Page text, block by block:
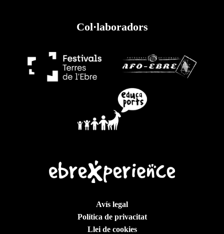
Col·laboradors
Avís legal
Política de privacitat
Llei de cookies